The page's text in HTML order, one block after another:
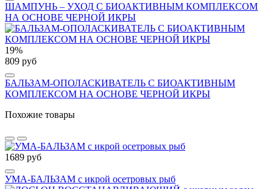
ШАМПУНЬ – УХОД С БИОАКТИВНЫМ КОМПЛЕКСОМ
НА ОСНОВЕ ЧЕРНОЙ ИКРЫ
19%
809 руб
БАЛЬЗАМ-ОПОЛАСКИВАТЕЛЬ С БИОАКТИВНЫМ
КОМПЛЕКСОМ НА ОСНОВЕ ЧЕРНОЙ ИКРЫ
Похожие товары
1689 руб
УМА-БАЛЬЗАМ с икрой осетровых рыб